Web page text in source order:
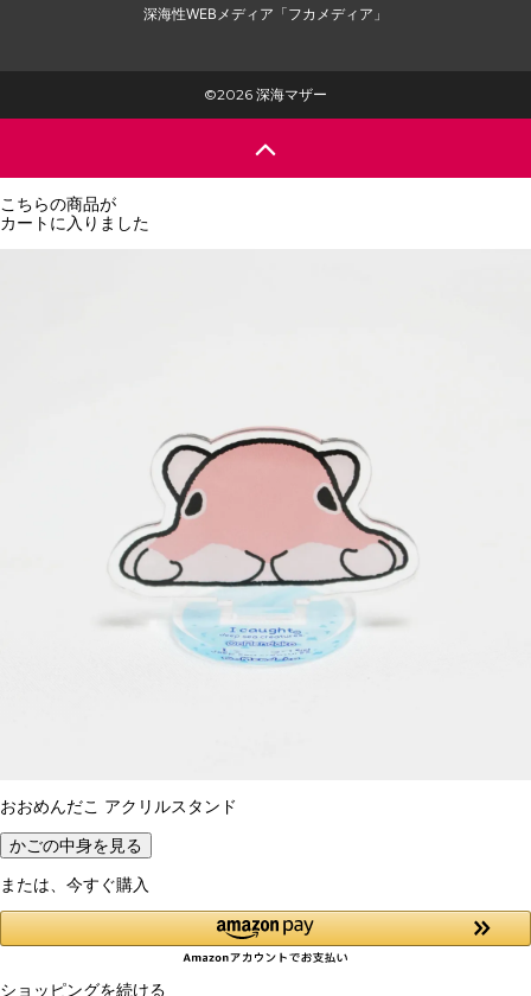
深海性WEBメディア「フカメディア」
©2026 深海マザー
こちらの商品が
カートに入りました
おおめんだこ アクリルスタンド
かごの中身を見る
または、今すぐ購入
ショッピングを続ける